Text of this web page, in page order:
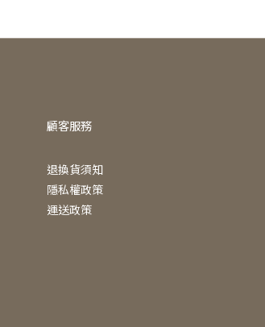
顧客服務
退換貨須知
隱私權政策
運送政策